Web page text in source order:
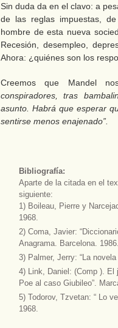
Sin duda da en el clavo: a
de las reglas impuestas,
hombre de esta nueva
Recesión, desempleo,
Ahora: ¿quiénes son los
Creemos que Mandel
conspiradores, tras
asunto. Habrá que esperar
sentirse menos enajenado”.
Bibliografía:
Aparte de la citada en el
siguiente:
1) Boileau, Pierre y
1968.
2) Coma, Javier:
Anagrama. Barcelona.
3) Palmer, Jerry: “La
4) Link, Daniel: (Comp ). El
Poe al caso Giubileo”.
5) Todorov, Tzvetan: “ Lo
1968.